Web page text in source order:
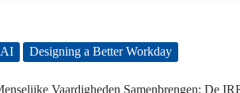
Creëert
voor
AI Designing a Better Workday
Vaardigheden Samenbrengen: De